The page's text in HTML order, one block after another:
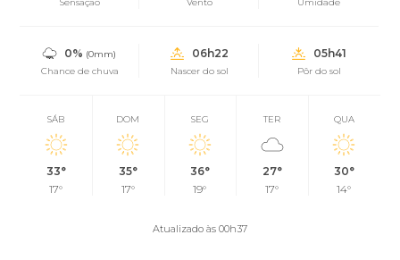
0% (0mm)
Chance de chuva
06h22
Nascer do sol
05h41
Pôr do sol
SÁB
33°
17°
DOM
35°
17°
SEG
36°
19°
TER
27°
17°
QUA
30°
14°
Atualizado às 00h37